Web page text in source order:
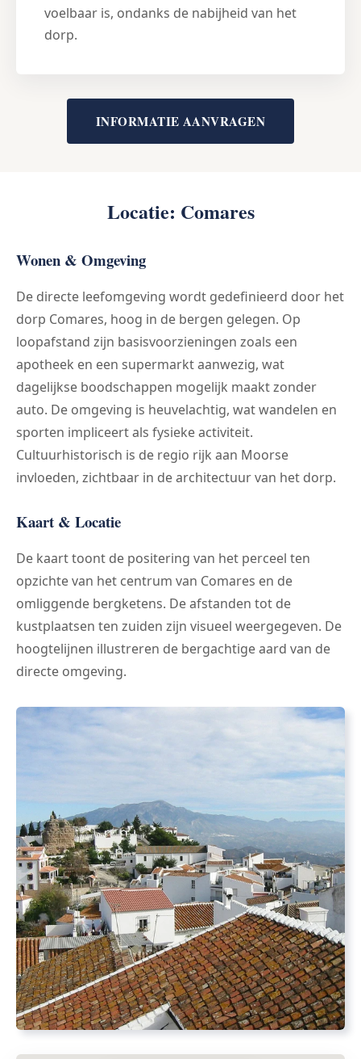
voelbaar is, ondanks de nabijheid van het
dorp.
INFORMATIE AANVRAGEN
Locatie: Comares
Wonen & Omgeving
De directe leefomgeving wordt gedefinieerd door het
dorp Comares, hoog in de bergen gelegen. Op
loopafstand zijn basisvoorzieningen zoals een
apotheek en een supermarkt aanwezig, wat
dagelijkse boodschappen mogelijk maakt zonder
auto. De omgeving is heuvelachtig, wat wandelen en
sporten impliceert als fysieke activiteit.
Cultuurhistorisch is de regio rijk aan Moorse
invloeden, zichtbaar in de architectuur van het dorp.
Kaart & Locatie
De kaart toont de positering van het perceel ten
opzichte van het centrum van Comares en de
omliggende bergketens. De afstanden tot de
kustplaatsen ten zuiden zijn visueel weergegeven. De
hoogtelijnen illustreren de bergachtige aard van de
directe omgeving.